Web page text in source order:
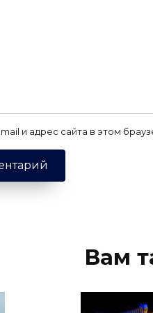
и адрес сайта в этом
Вам